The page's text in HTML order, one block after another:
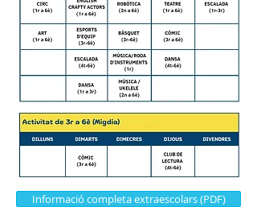
Informació completa extraescolars (PDF)